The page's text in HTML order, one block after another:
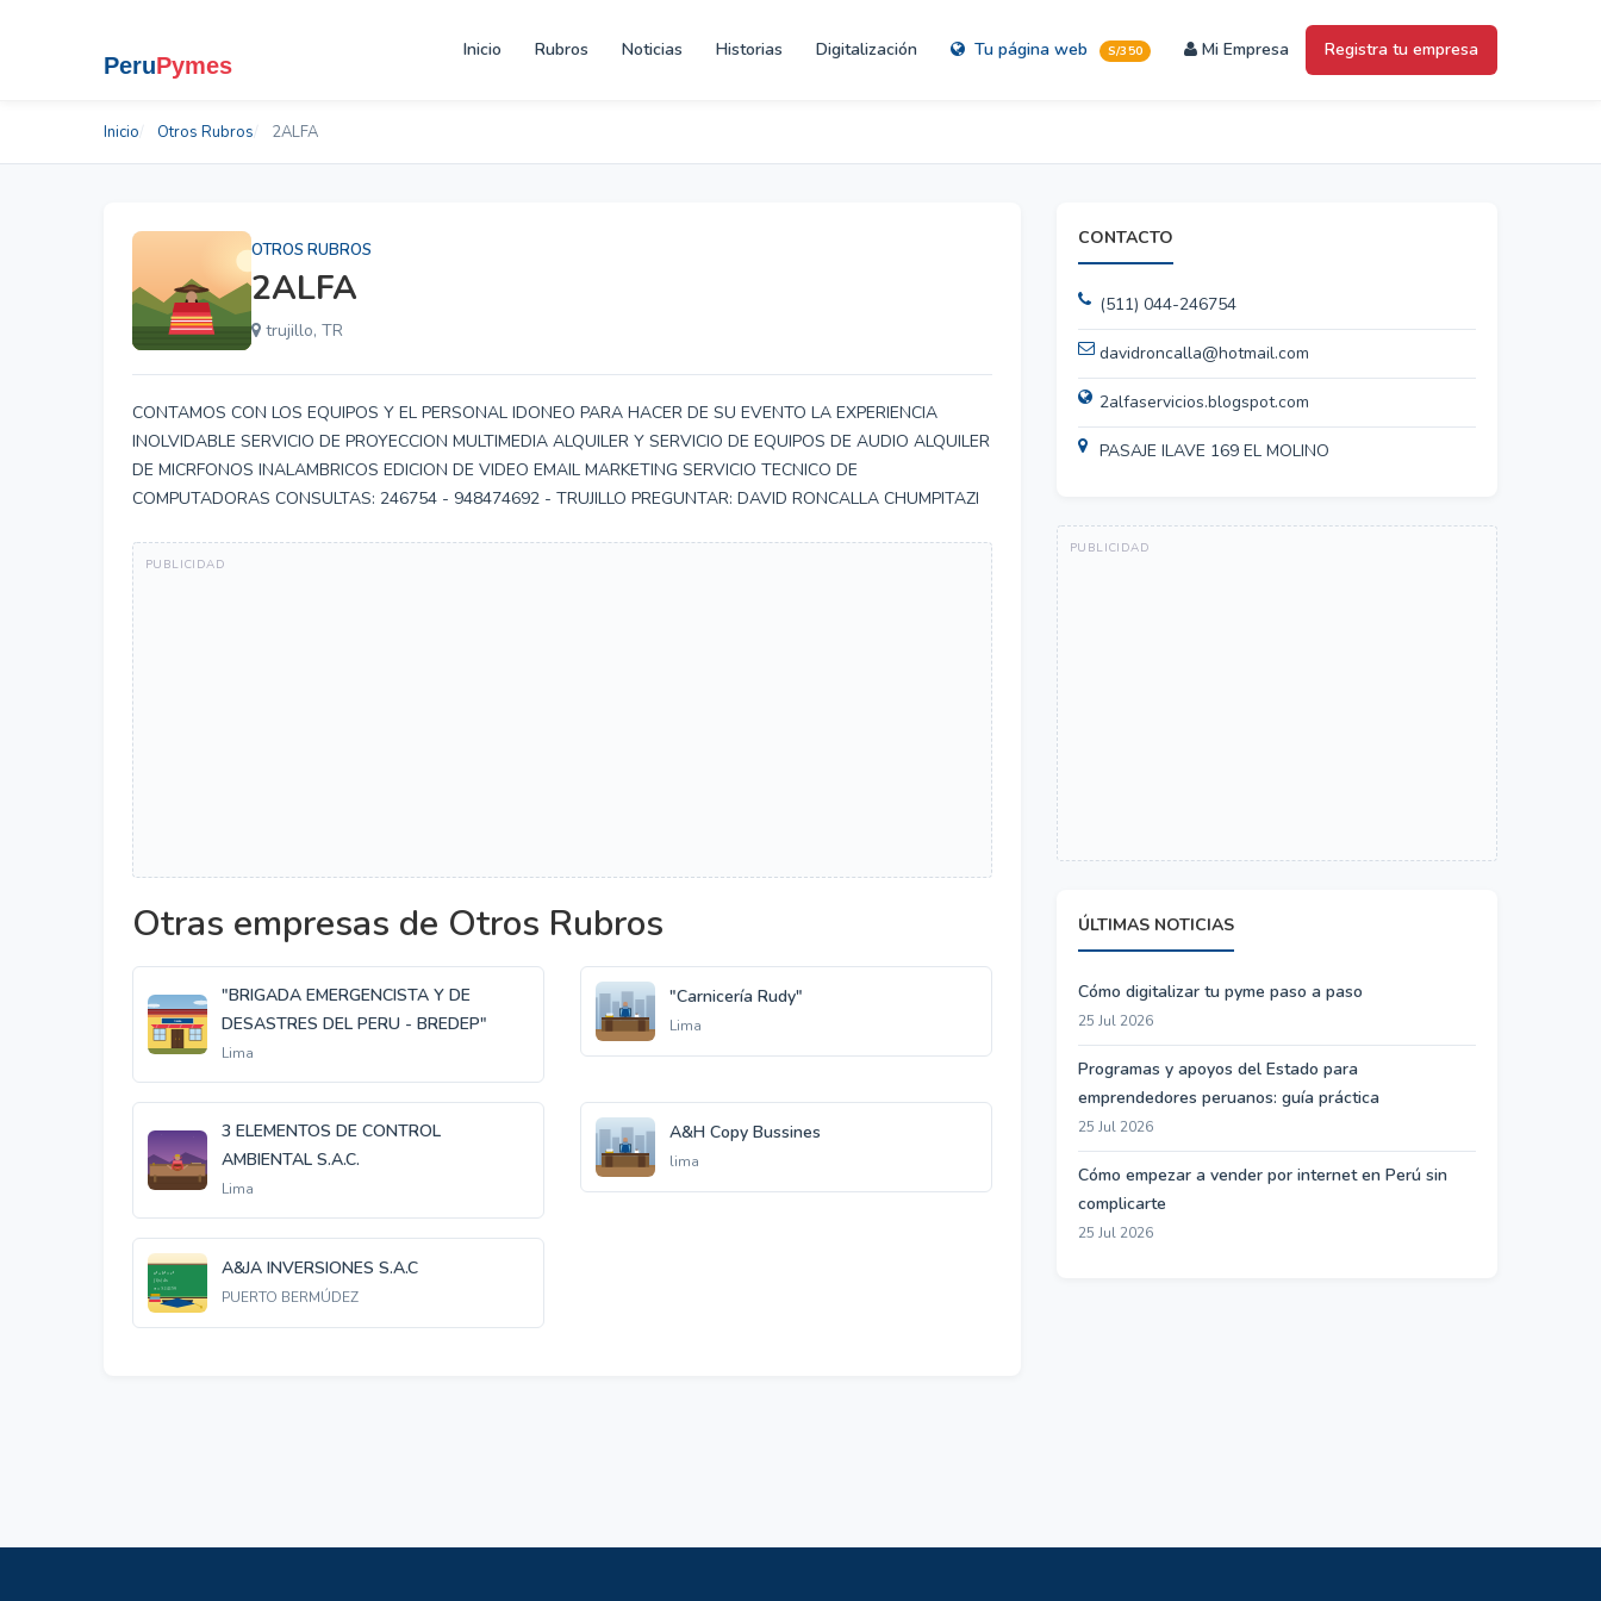
Inicio Rubros Noticias Historias Digitalización Tu página web S/350 Mi Empresa Registra tu empresa
Inicio Otros Rubros 2ALFA
OTROS RUBROS
2ALFA
trujillo, TR
CONTAMOS CON LOS EQUIPOS Y EL PERSONAL IDONEO PARA HACER DE SU EVENTO LA EXPERIENCIA
INOLVIDABLE SERVICIO DE PROYECCION MULTIMEDIA ALQUILER Y SERVICIO DE EQUIPOS DE AUDIO ALQUILER
DE MICRFONOS INALAMBRICOS EDICION DE VIDEO EMAIL MARKETING SERVICIO TECNICO DE
COMPUTADORAS CONSULTAS: 246754 - 948474692 - TRUJILLO PREGUNTAR: DAVID RONCALLA CHUMPITAZI
Otras empresas de Otros Rubros
"BRIGADA EMERGENCISTA Y DE
DESASTRES DEL PERU - BREDEP"
Lima
"Carnicería Rudy"
Lima
3 ELEMENTOS DE CONTROL
AMBIENTAL S.A.C.
Lima
A&H Copy Bussines
lima
A&JA INVERSIONES S.A.C
PUERTO BERMÚDEZ
CONTACTO
(511) 044-246754
davidroncalla@hotmail.com
2alfaservicios.blogspot.com
PASAJE ILAVE 169 EL MOLINO
ÚLTIMAS NOTICIAS
Cómo digitalizar tu pyme paso a paso
25 Jul 2026
Programas y apoyos del Estado para
emprendedores peruanos: guía práctica
25 Jul 2026
Cómo empezar a vender por internet en Perú sin
complicarte
25 Jul 2026